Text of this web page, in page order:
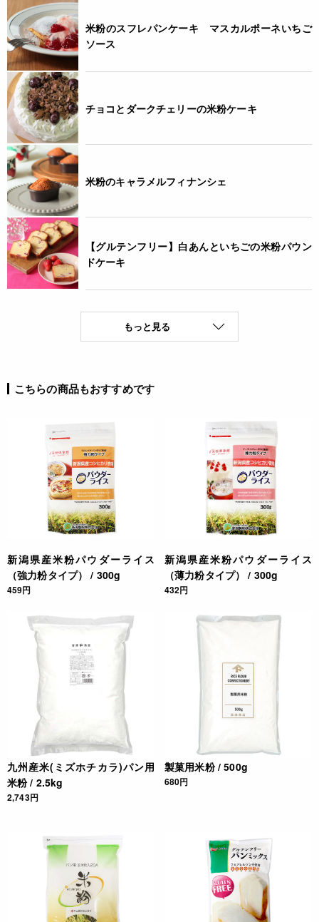
米粉のスフレパンケーキ マスカルポーネいちご
ソース
チョコとダークチェリーの米粉ケーキ
米粉のキャラメルフィナンシェ
【グルテンフリー】白あんといちごの米粉パウン
ドケーキ
もっと見る
こちらの商品もおすすめです
新潟県産米粉パウダーライス
（強力粉タイプ） / 300g
459円
新潟県産米粉パウダーライス
（薄力粉タイプ） / 300g
432円
九州産米(ミズホチカラ)パン用
米粉 / 2.5kg
2,743円
製菓用米粉 / 500g
680円